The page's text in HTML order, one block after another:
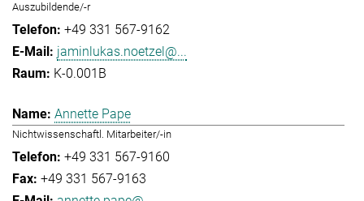
Auszubildende/-r
+49 331 567-9162
jaminlukas.noetzel@...
K-0.001B
Annette Pape
Nichtwissenschaftl. Mitarbeiter/-in
+49 331 567-9160
+49 331 567-9163